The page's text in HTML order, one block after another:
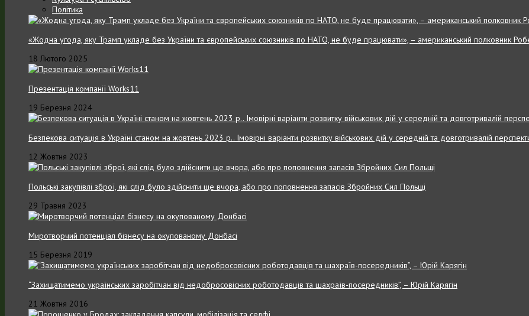
Політика
«Жодна угода, яку Трамп укладе без України та європейських союзників по НАТО, не буде працювати», – американський полковник
18 Лютого 2025
Презентація компанії Works11
19 Березня 2024
Безпекова ситуація в Україні станом на жовтень 2023 р.. Імовірні варіанти розвитку військових дій у середній та довготривалій
12 Жовтня 2023
Польські закупівлі зброї, які слід було здійснити ще вчора, або про поповнення запасів Збройних Cил Польщі
29 Травня 2023
Миротворчий потенціал бізнесу на окупованому Донбасі
15 Березня 2019
“Захищатимемо українських заробітчан від недобросовісних роботодавців та шахраїв-посередників”, – Юрій Карягін
21 Жовтня 2016